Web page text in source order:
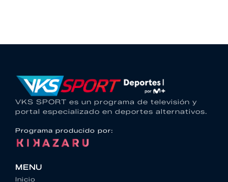
VKS SPORT es un programa de televisión y
portal especializado en deportes alternativos.
Programa producido por:
MENU
Inicio